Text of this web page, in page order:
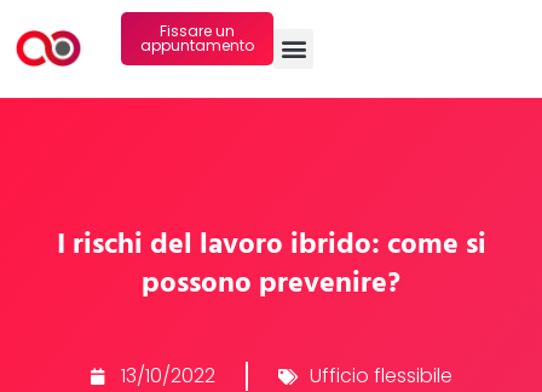
Fissare un
appuntamento
I rischi del lavoro ibrido: come si
possono prevenire?
13/10/2022 Ufficio flessibile